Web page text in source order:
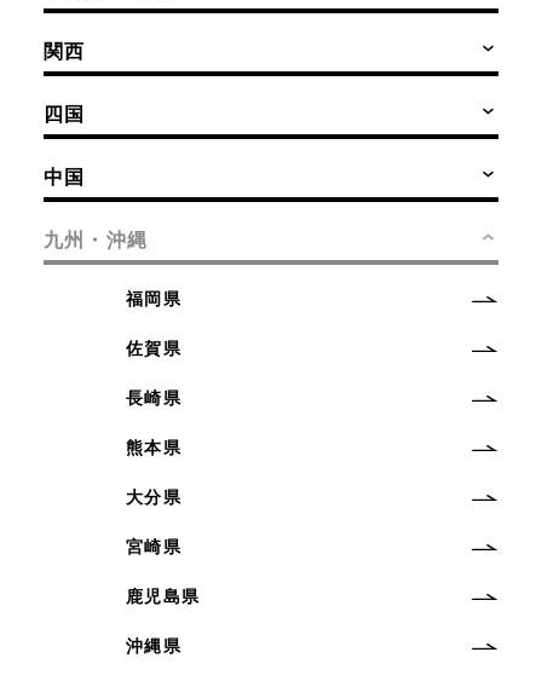
関西
四国
中国
九州・沖縄
福岡県
佐賀県
長崎県
熊本県
大分県
宮崎県
鹿児島県
沖縄県